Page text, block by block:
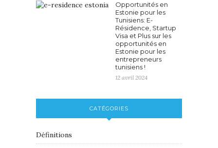
Opportunités en
Estonie pour les
Tunisiens: E-
Résidence, Startup
Visa et Plus sur les
opportunités en
Estonie pour les
entrepreneurs
tunisiens !
12 avril 2024
CATÉGORIES
Définitions